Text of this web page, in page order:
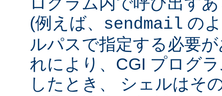
(例えば、 sendmail の
ルパスで指定する必要
れにより、CGI プログ
したとき、 シェルはそ